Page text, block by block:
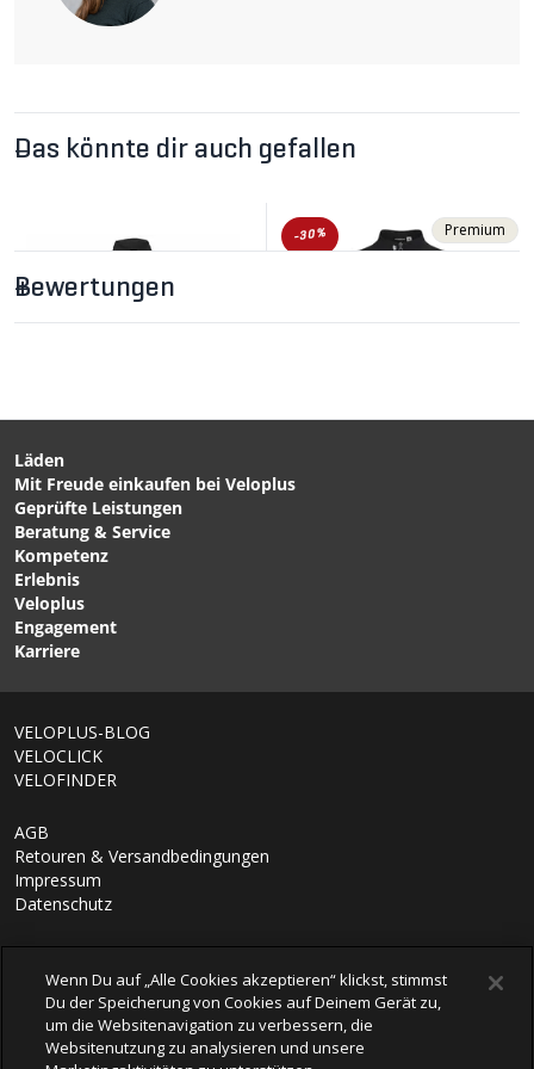
Das könnte dir auch gefallen
CHF 99.90
CHRONO EXPERT Damen-
Windweste black von GIRO
-30% Premium
CHF 269.00
Bewertungen
Läden
Mit Freude einkaufen bei Veloplus
Geprüfte Leistungen
Beratung & Service
Kompetenz
Erlebnis
Veloplus
Engagement
Karriere
VELOPLUS-BLOG
VELOCLICK
VELOFINDER
AGB
Retouren & Versandbedingungen
Impressum
Datenschutz
Wenn Du auf „Alle Cookies akzeptieren“ klickst, stimmst
Du der Speicherung von Cookies auf Deinem Gerät zu,
um die Websitenavigation zu verbessern, die
Websitenutzung zu analysieren und unsere